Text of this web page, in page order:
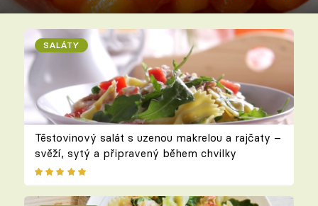
SALÁTY
Těstovinový salát s uzenou makrelou a rajčaty –
svěží, sytý a připravený během chvilky